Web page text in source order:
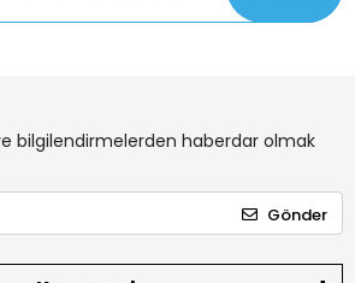
bilgilendirmelerden haberdar olmak
Gönder